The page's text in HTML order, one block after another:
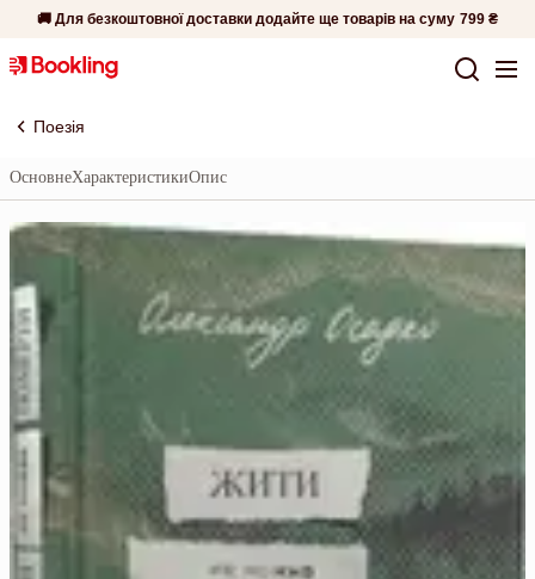
🚚 Для безкоштовної доставки додайте ще товарів на суму 799 ₴
Поезія
ОсновнеХарактеристикиОпис